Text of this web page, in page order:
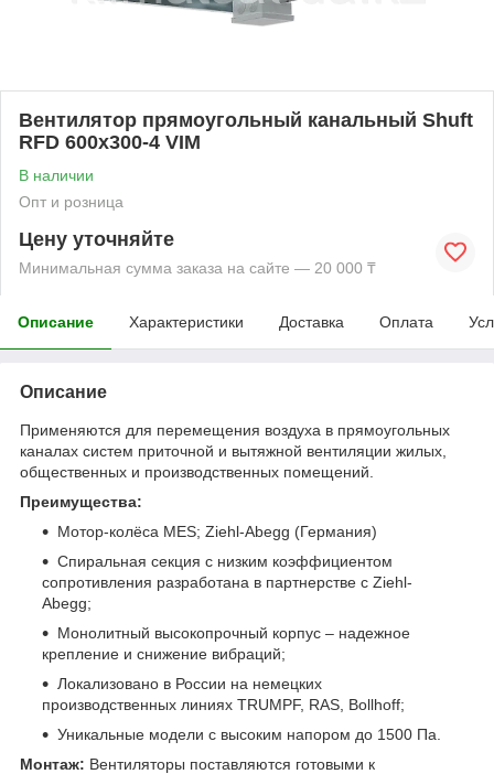
Вентилятор прямоугольный канальный Shuft
RFD 600х300-4 VIM
В наличии
Опт и розница
Цену уточняйте
Минимальная сумма заказа на сайте — 20 000 ₸
Описание Характеристики Доставка Оплата
Описание
Применяются для перемещения воздуха в прямоугольных
каналах систем приточной и вытяжной вентиляции жилых,
общественных и производственных помещений.
Преимущества:
Мотор-колёса MES; Ziehl-Abegg (Германия)
Спиральная секция с низким коэффициентом
сопротивления разработана в партнерстве с Ziehl-
Abegg;
Монолитный высокопрочный корпус – надежное
крепление и снижение вибраций;
Локализовано в России на немецких
производственных линиях TRUMPF, RAS, Bollhoff;
Уникальные модели с высоким напором до 1500 Па.
Монтаж: Вентиляторы поставляются готовыми к